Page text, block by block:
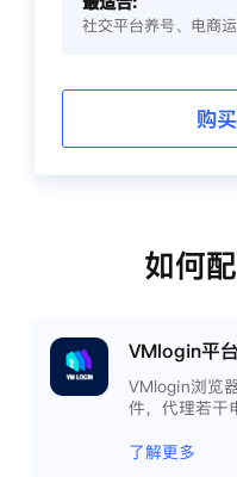
社交平台养号、电商
购
如何
VMlogin平
VMlogin浏览
件，代理若干
了解更多